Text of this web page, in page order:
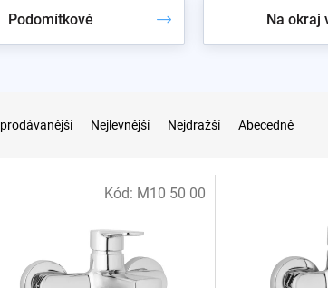
Podomítkové Na okraj
Nejlevnější Nejdražší Abecedně
Kód: M10 50 00